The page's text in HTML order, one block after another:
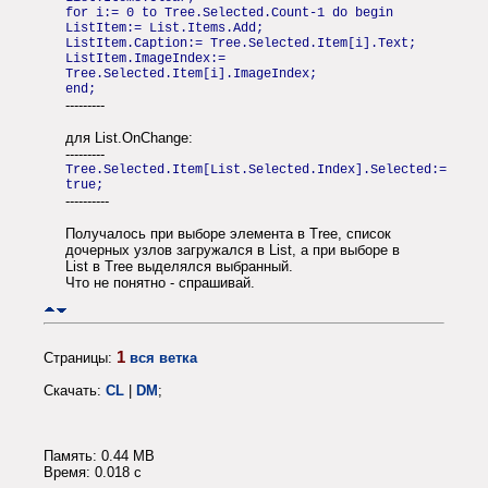
for i:= 0 to Tree.Selected.Count-1 do begin
ListItem:= List.Items.Add;
ListItem.Caption:= Tree.Selected.Item[i].Text;
ListItem.ImageIndex:=
Tree.Selected.Item[i].ImageIndex;
end;
---------
для List.OnChange:
---------
Tree.Selected.Item[List.Selected.Index].Selected:=
true;
----------
Получалось при выборе элемента в Tree, список
дочерных узлов загружался в List, а при выборе в
List в Tree выделялся выбранный.
Что не понятно - спрашивай.
Страницы: 1 вся ветка
Скачать: CL DM ;
Память: 0.44 MB
Время: 0.018 c